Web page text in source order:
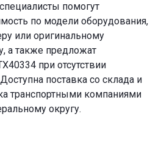
помогут
по модели оборудования,
или оригинальному
а также предложат
при отсутствии
поставка со склада и
транспортными компаниями
округу.